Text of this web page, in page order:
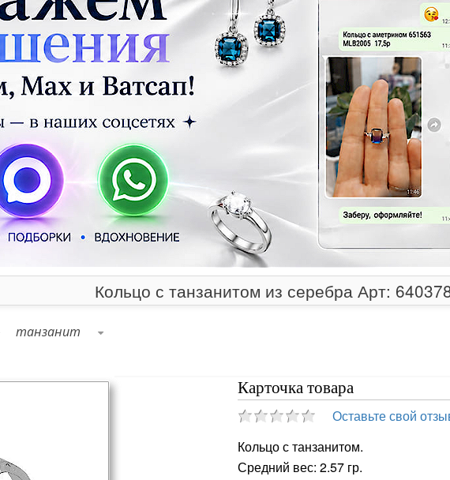
Кольцо с танзанитом из серебра Арт:
танзанит
Карточка товара
Оставьте свой
Кольцо с танзанитом.
Средний вес: 2.57 гр.